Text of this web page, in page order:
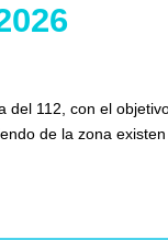
del 112, con el
de la zona existen